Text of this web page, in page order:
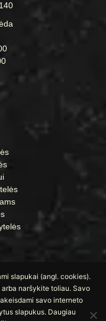
slapukai (angl. cookies).
naršykite toliau. Savo
savo interneto
slapukus. Daugiau